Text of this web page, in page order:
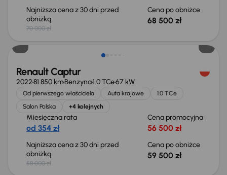
Najniższa cena z 30 dni przed
obniżką
70 000 zł
Cena po obniżce
68 500 zł
Możliwość odliczenia VAT
Renault Captur
202281 850 kmBenzyna1.0 TCe67 kW
Od pierwszego właściciela Auta krajowe
1.0 TCe
Salon Polska
+4 kolejnych
Miesięczna rata
od 354 zł
Cena promocyjna
56 500 zł
Najniższa cena z 30 dni przed
obniżką
58 000 zł
Cena po obniżce
59 500 zł